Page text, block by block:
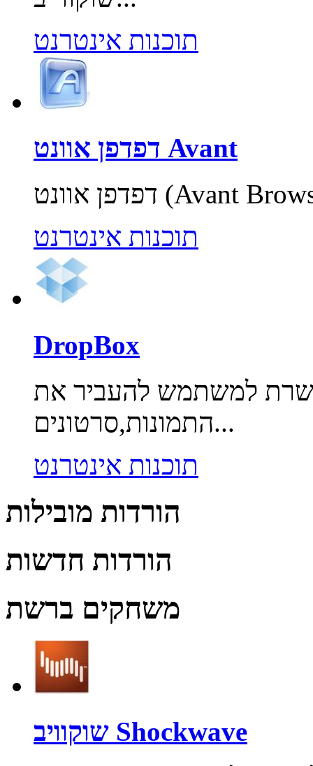
תוכנות אינטרנט
דפדפן אוונט Avant
תוכנות אינטרנט
DropBox
למשתמש להעביר את
התמונות,סרטונים...
תוכנות אינטרנט
הורדות מובילות
הורדות חדשות
משחקים ברשת
שוקוויב Shockwave